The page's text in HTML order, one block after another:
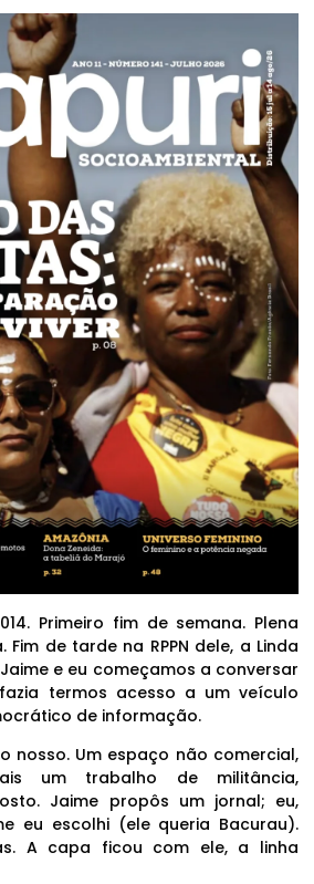
Primeiro fim de semana. Plena
de tarde na RPPN dele, a Linda
e eu começamos a conversar
termos acesso a um veículo
de informação.
nosso. Um espaço não comercial,
um trabalho de militância,
Jaime propôs um jornal; eu,
eu escolhi (ele queria Bacurau).
A capa ficou com ele, a linha